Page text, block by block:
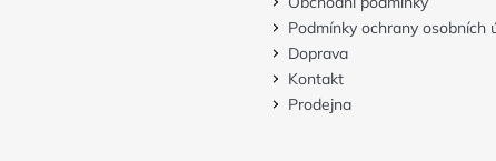
Podmínky ochrany osobních
Doprava
Kontakt
Prodejna